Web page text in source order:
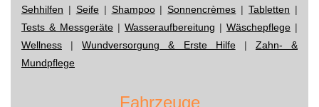
Sehhilfen | Seife| Shampoo|Sonnencrèmes |Tabletten |
Tests & Messgeräte | Wasseraufbereitung | Wäschepflege |
Wellness |Wundversorgung & Erste Hilfe| Zahn- &
Mundpflege
Fahrzeuge